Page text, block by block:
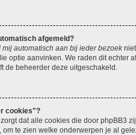
afgemeld?
mij automatisch aan bij ieder bezoek
optie aanvinken. We raden dit echter
de beheerder deze uitgeschakeld.
cookies"?
dat alle cookies die door phpBB3
om te zien welke onderwerpen je al